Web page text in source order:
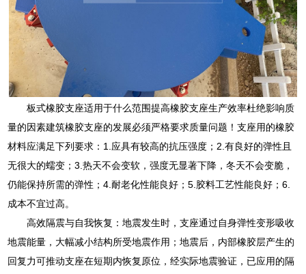
板式橡胶支座适用于什么范围提高橡胶支座生产效率杜绝影响质
量的因素建筑橡胶支座的发展必须严格要求质量问题！支座用的橡胶
材料应满足下列要求：1.应具有较高的抗压强度；2.有良好的弹性且
无很大的蠕变；3.热天不会变软，强度无显著下降，冬天不会变脆，
仍能保持所需的弹性；4.耐老化性能良好；5.胶料工艺性能良好；6.
成本不宜过高。
高效隔震与自我恢复：地震发生时，支座通过自身弹性变形吸收
地震能量，大幅减小结构所受地震作用；地震后，内部橡胶层产生的
回复力可推动支座在短期内恢复原位，经实际地震验证，已应用的隔